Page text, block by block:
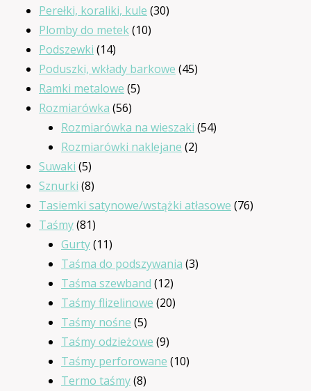
produktów
Perełki, koraliki, kule 3030
Plomby do metek 1010
Podszewki 1414
produktów
Poduszki, wkłady barkowe 4545
Ramki metalowe 55
Rozmiarówka 5656
produktów
Rozmiarówka na wieszaki 5454
Rozmiarówki naklejane 22
Suwaki 55
produktów
Sznurki 88
produktów
Tasiemki satynowe/wstążki atłasowe 7676
Taśmy 8181
produktów
Gurty 1111
produktów
Taśma do podszywania 33
Taśma szewband 1212
produktów
Taśmy flizelinowe 2020
Taśmy nośne 55
produktów
Taśmy odzieżowe 99
produktów
Taśmy perforowane 1010
Termo taśmy 88